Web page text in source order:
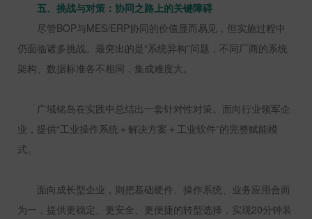
五、挑战与对策：协同之路上的关键障碍
尽管BOP与MES/ERP协同的价值显而易见，但实施过程中
仍面临诸多挑战。最突出的是“系统异构”问题，不同厂商的系统
架构、数据标准各不相同，集成难度大。
广域铭岛在实践中总结出一套针对性对策。面向行业领军企
业，提供“工业操作系统＋解决方案＋工业软件”的完整赋能模
式。
面向成长型企业，则把基础硬件、操作系统、业务应用合而
为一，提供更稳定、更安全、更便捷的转型选择，实现20分钟装